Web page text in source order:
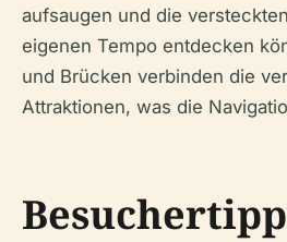
aufsaugen und die
eigenen Tempo entdecken
und Brücken verbinden die
Attraktionen, was die